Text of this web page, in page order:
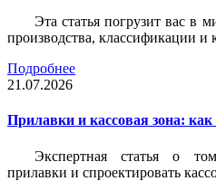
Эта статья погрузит вас в
производства, классификации и
Подробнее
21.07.2026
Прилавки и кассовая зона:
Экспертная статья о
прилавки и спроектировать